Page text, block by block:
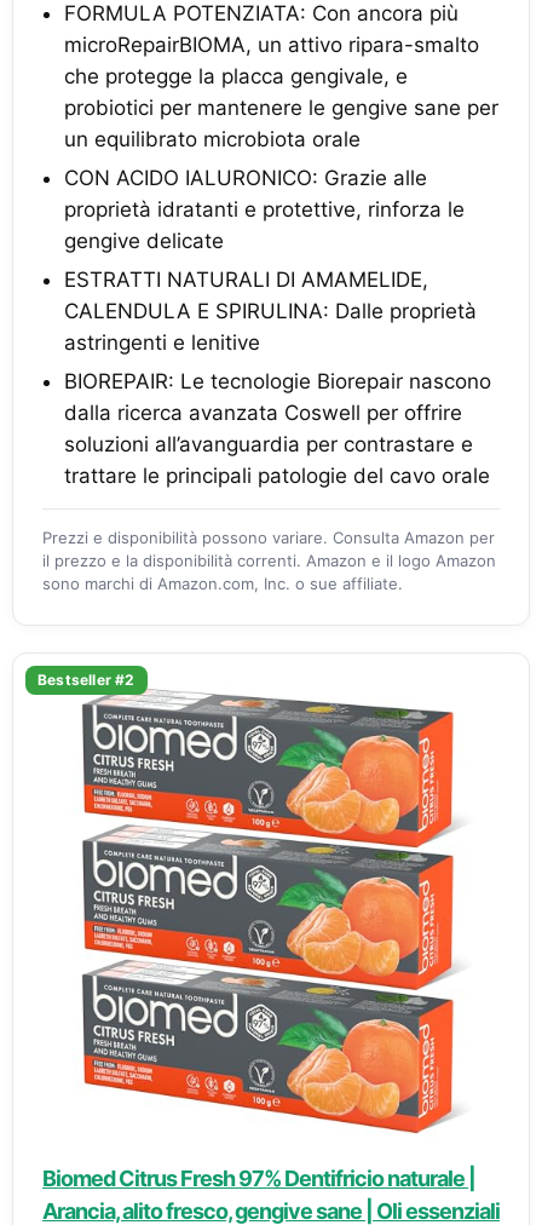
FORMULA POTENZIATA: Con ancora più
microRepairBIOMA, un attivo ripara-smalto
che protegge la placca gengivale, e
probiotici per mantenere le gengive sane per
un equilibrato microbiota orale
CON ACIDO IALURONICO: Grazie alle
proprietà idratanti e protettive, rinforza le
gengive delicate
ESTRATTI NATURALI DI AMAMELIDE,
CALENDULA E SPIRULINA: Dalle proprietà
astringenti e lenitive
BIOREPAIR: Le tecnologie Biorepair nascono
dalla ricerca avanzata Coswell per offrire
soluzioni all’avanguardia per contrastare e
trattare le principali patologie del cavo orale
Prezzi e disponibilità possono variare. Consulta Amazon per
il prezzo e la disponibilità correnti. Amazon e il logo Amazon
sono marchi di Amazon.com, Inc. o sue affiliate.
Bestseller #2
Biomed Citrus Fresh 97% Dentifricio naturale |
Arancia, alito fresco, gengive sane | Oli essenziali